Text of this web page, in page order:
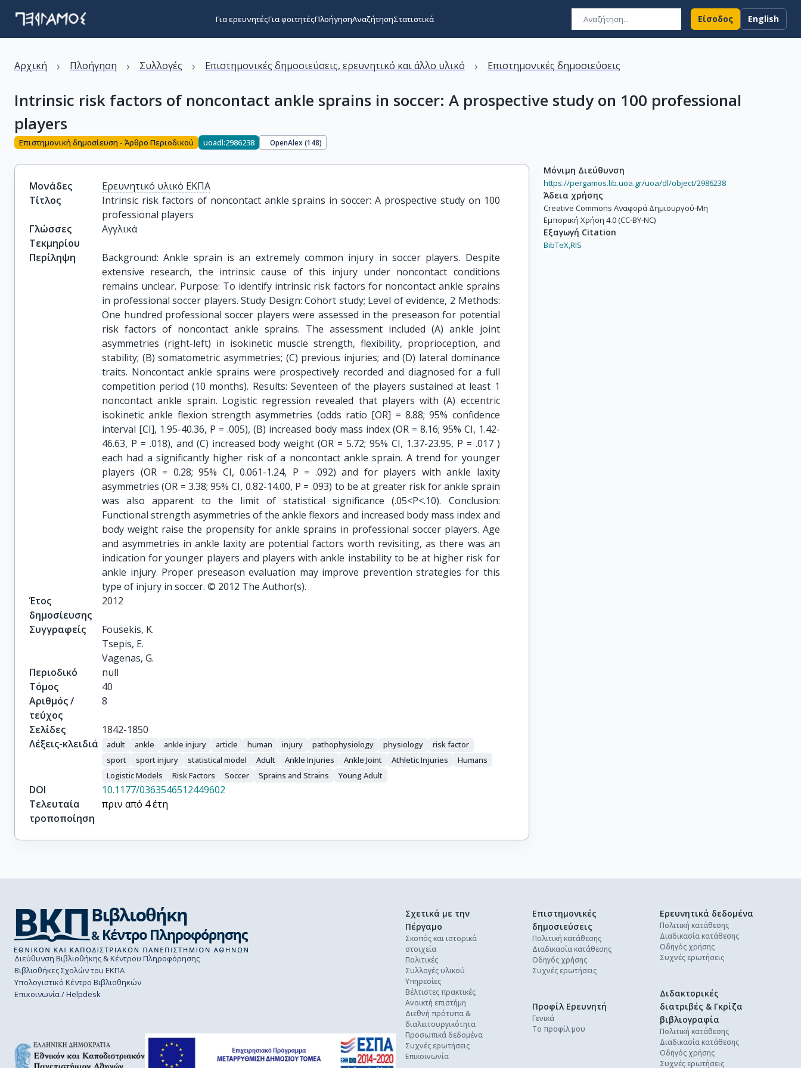
Για ερευνητέςΓια φοιτητέςΠλοήγησηΑναζήτησηΣτατιστικά Είσοδος English
Αρχική › Πλοήγηση › Συλλογές › Επιστημονικές δημοσιεύσεις, ερευνητικό και άλλο υλικό › Επιστημονικές δημοσιεύσεις
Intrinsic risk factors of noncontact ankle sprains in soccer: A prospective study on 100 professional
players
Επιστημονική δημοσίευση - Άρθρο Περιοδικού uoadl:2986238 OpenAlex (148)
Μονάδες
Ερευνητικό υλικό ΕΚΠΑ
Τίτλος
Intrinsic risk factors of noncontact ankle sprains in soccer: A prospective study on 100
professional players
Γλώσσες
Τεκμηρίου
Αγγλικά
Περίληψη
Background: Ankle sprain is an extremely common injury in soccer players. Despite
extensive research, the intrinsic cause of this injury under noncontact conditions
remains unclear. Purpose: To identify intrinsic risk factors for noncontact ankle sprains
in professional soccer players. Study Design: Cohort study; Level of evidence, 2 Methods:
One hundred professional soccer players were assessed in the preseason for potential
risk factors of noncontact ankle sprains. The assessment included (A) ankle joint
asymmetries (right-left) in isokinetic muscle strength, flexibility, proprioception, and
stability; (B) somatometric asymmetries; (C) previous injuries; and (D) lateral dominance
traits. Noncontact ankle sprains were prospectively recorded and diagnosed for a full
competition period (10 months). Results: Seventeen of the players sustained at least 1
noncontact ankle sprain. Logistic regression revealed that players with (A) eccentric
isokinetic ankle flexion strength asymmetries (odds ratio [OR] = 8.88; 95% confidence
interval [CI], 1.95-40.36, P = .005), (B) increased body mass index (OR = 8.16; 95% CI, 1.42-
46.63, P = .018), and (C) increased body weight (OR = 5.72; 95% CI, 1.37-23.95, P = .017 )
each had a significantly higher risk of a noncontact ankle sprain. A trend for younger
players (OR = 0.28; 95% CI, 0.061-1.24, P = .092) and for players with ankle laxity
asymmetries (OR = 3.38; 95% CI, 0.82-14.00, P = .093) to be at greater risk for ankle sprain
was also apparent to the limit of statistical significance (.05<P<.10). Conclusion:
Functional strength asymmetries of the ankle flexors and increased body mass index and
body weight raise the propensity for ankle sprains in professional soccer players. Age
and asymmetries in ankle laxity are potential factors worth revisiting, as there was an
indication for younger players and players with ankle instability to be at higher risk for
ankle injury. Proper preseason evaluation may improve prevention strategies for this
type of injury in soccer. © 2012 The Author(s).
Έτος
δημοσίευσης
2012
Συγγραφείς
Fousekis, K.
Tsepis, E.
Vagenas, G.
Περιοδικό
null
Τόμος
40
Αριθμός /
τεύχος
8
Σελίδες
1842-1850
Λέξεις-κλειδιά
adult ankle ankle injury article human injury pathophysiology physiology
risk factor
sport
sport injury statistical model Adult Ankle Injuries Ankle Joint Athletic Injuries
Humans
Logistic Models
Risk Factors Soccer Sprains and Strains Young Adult
DOI
10.1177/0363546512449602
Τελευταία
τροποποίηση
πριν από 4 έτη
Μόνιμη Διεύθυνση
https://pergamos.lib.uoa.gr/uoa/dl/object/2986238
Άδεια χρήσης
Creative Commons Αναφορά Δημιουργού-Μη
Εμπορική Χρήση 4.0 (CC-BY-NC)
Εξαγωγή Citation
BibTeX,RIS
Διεύθυνση Βιβλιοθήκης & Κέντρου Πληροφόρησης
Βιβλιοθήκες Σχολών του ΕΚΠΑ
Υπολογιστικό Κέντρο Βιβλιοθηκών
Επικοινωνία / Helpdesk
Σχετικά με την
Πέργαμο
Σκοπός και ιστορικά
στοιχεία
Πολιτικές
Συλλογές υλικού
Υπηρεσίες
Βέλτιστες πρακτικές
Ανοικτή επιστήμη
Διεθνή πρότυπα &
διαλειτουργικότητα
Προσωπικά δεδομένα
Συχνές ερωτήσεις
Επικοινωνία
Επιστημονικές
δημοσιεύσεις
Πολιτική κατάθεσης
Διαδικασία κατάθεσης
Οδηγός χρήσης
Συχνές ερωτήσεις
Ερευνητικά δεδομένα
Πολιτική κατάθεσης
Διαδικασία κατάθεσης
Οδηγός χρήσης
Συχνές ερωτήσεις
Διδακτορικές
διατριβές & Γκρίζα
βιβλιογραφία
Πολιτική κατάθεσης
Διαδικασία κατάθεσης
Οδηγός χρήσης
Συχνές ερωτήσεις
Προφίλ Ερευνητή
Γενικά
Το προφίλ μου